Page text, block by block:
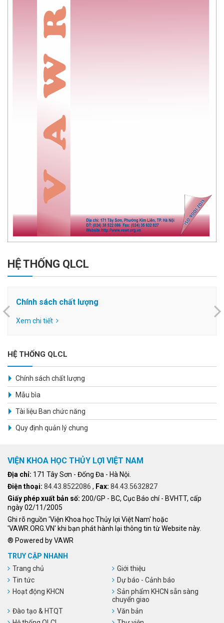
HỆ THỐNG QLCL
Chính sách chất lượng
Xem chi tiết
HỆ THỐNG QLCL
Chính sách chất lượng
Mẫu bìa
Tài liệu Ban chức năng
Quy định quản lý chung
VIỆN KHOA HỌC THỦY LỢI VIỆT NAM
Địa chỉ: 171 Tây Sơn - Đống Đa - Hà Nội.
Điện thoại: 84.43.8522086 , Fax: 84.43.5632827
Giấy phép xuất bản số: 200/GP - BC, Cục Báo chí - BVHTT, cấp
ngày 02/11/2005
Ghi rõ nguồn 'Viện Khoa học Thủy lợi Việt Nam' hoặc
'VAWR.ORG.VN' khi bạn phát hành lại thông tin từ Website này.
® Powered by VAWR
TRUY CẬP NHANH
Trang chủ
Giới thiệu
Tin tức
Dự báo - Cảnh báo
Hoạt động KHCN
Sản phẩm KHCN sẵn sàng
chuyển giao
Đào tạo & HTQT
Văn bản